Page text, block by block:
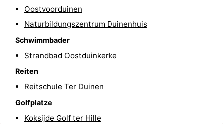
Reiten
Golfplatze
Surfen
Essen
und
Veranstaltungen
Forum
Oostvoorduinen
Naturbildungszentrum Duinenhuis
Schwimmbader
Strandbad Oostduinkerke
Reiten
Reitschule Ter Duinen
Golfplatze
Koksijde Golf ter Hille